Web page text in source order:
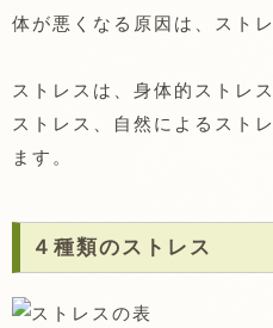
体が悪くなる原因は、スト
ストレスは、身体的ストレ
ストレス、自然によるスト
ます。
４種類のストレス